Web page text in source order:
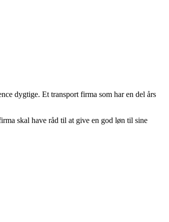
dygtige. Et transport firma som har en del års
skal have råd til at give en god løn til sine